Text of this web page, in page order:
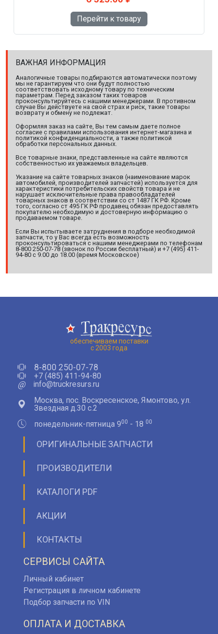
Перейти к товару
ВАЖНАЯ ИНФОРМАЦИЯ
Аналогичные товары подбираются автоматически поэтому
мы не гарантируем что они будут полностью
соответствовать исходному товару по техническим
параметрам. Перед заказом таких товаров
проконсультируйтесь с нашими менеджерами. В противном
случае Вы действуете на свой страх и риск, такие товары
возврату и обмену не подлежат.
Оформляя заказ на сайте, Вы тем самым даете полное
согласие с правилами использования интернет-магазина и
политикой конфиденциальности, а также политикой
обработки персональных данных.
Все товарные знаки, представленные на сайте являются
собственностью их уважаемых владельцев.
Указание на сайте товарных знаков (наименование марок
автомобилей, производителей запчастей) используется для
характеристики потребительских свойств товара и не
нарушает исключительные права правообладателей
товарных знаков в соответствии со ст 1487 ГК РФ. Кроме
того, согласно ст 495 ГК РФ продавец обязан предоставлять
покупателю необходимую и достоверную информацию о
продаваемом товаре.
Если Вы испытываете затруднения в подборе необходимой
запчасти, то у Вас всегда есть возможность
проконсультироваться с нашими менеджерами по телефонам
8-800 250-07-78 (звонок по России бесплатный) и +7 (495) 411-
94-80 с 9.00 до 18.00 (время Московское)
обеспечиваем поставки
с 2003 года
8-800 250-07-78
+7 (485) 411-94-80
@
info@truckresurs.ru
Москва, пос. Воскресенское, Ямонтово, ул.
Звездная д.30 с.2
понедельник-пятница 900 - 18 00
ОРИГИНАЛЬНЫЕ ЗАПЧАСТИ
ПРОИЗВОДИТЕЛИ
КАТАЛОГИ PDF
АКЦИИ
КОНТАКТЫ
СЕРВИСЫ САЙТА
Личный кабинет
Регистрация в личном кабинете
Подбор запчасти по VIN
ОПЛАТА И ДОСТАВКА